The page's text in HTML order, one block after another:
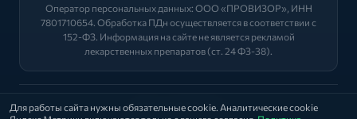
Для работы сайта нужны обязательные cookie. Аналитические cookie
Оператор персональных данных: ООО «ПРОВИЗОР», ИНН
7801710654. Обработка ПДн осуществляется в соответствии с
152-ФЗ. Информация на сайте не является рекламой
лекарственных препаратов (ст. 24 ФЗ-38).
2026 © "ФАРМА+"